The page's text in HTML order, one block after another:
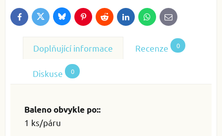
FacebookTwitterBlueskyPinterestReddit LinkedInWhatsApp
E-
mail
Doplňující informace Recenze 0
Diskuse 0
Baleno obvykle po::
1 ks/páru